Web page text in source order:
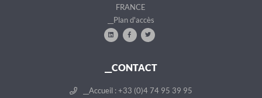
FRANCE
__Plan d'accès
__CONTACT
__Accueil : +33 (0)4 74 95 39 95